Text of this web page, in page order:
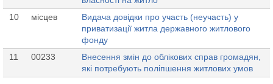
10
місцев
Видача довідки про участь (неучасть) у
приватизації житла державного житлового
фонду
11
00233
Внесення змін до облікових справ громадян,
які потребують поліпшення житлових умов